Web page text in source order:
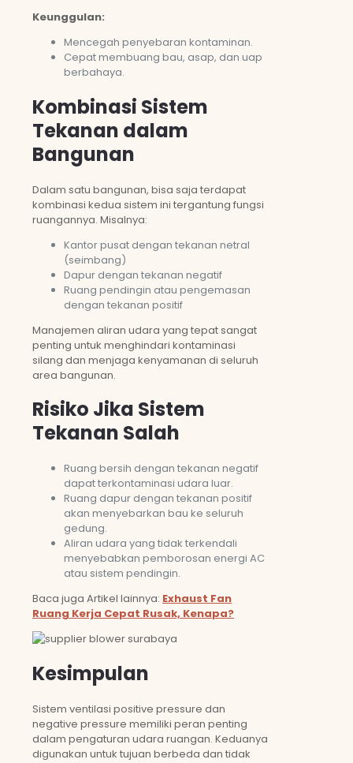
Keunggulan:
Mencegah penyebaran kontaminan.
Cepat membuang bau, asap, dan uap
berbahaya.
Kombinasi Sistem
Tekanan dalam
Bangunan
Dalam satu bangunan, bisa saja terdapat
kombinasi kedua sistem ini tergantung fungsi
ruangannya. Misalnya:
Kantor pusat dengan tekanan netral
(seimbang)
Dapur dengan tekanan negatif
Ruang pendingin atau pengemasan
dengan tekanan positif
Manajemen aliran udara yang tepat sangat
penting untuk menghindari kontaminasi
silang dan menjaga kenyamanan di seluruh
area bangunan.
Risiko Jika Sistem
Tekanan Salah
Ruang bersih dengan tekanan negatif
dapat terkontaminasi udara luar.
Ruang dapur dengan tekanan positif
akan menyebarkan bau ke seluruh
gedung.
Aliran udara yang tidak terkendali
menyebabkan pemborosan energi AC
atau sistem pendingin.
Baca juga Artikel lainnya: Exhaust Fan
Ruang Kerja Cepat Rusak, Kenapa?
Kesimpulan
Sistem ventilasi positive pressure dan
negative pressure memiliki peran penting
dalam pengaturan udara ruangan. Keduanya
digunakan untuk tujuan berbeda dan tidak